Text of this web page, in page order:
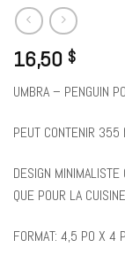
16,50 $
UMBRA – PENGUIN
PEUT CONTENIR 355
DESIGN
QUE POUR LA CUISINE
FORMAT: 4,5 PO X 4